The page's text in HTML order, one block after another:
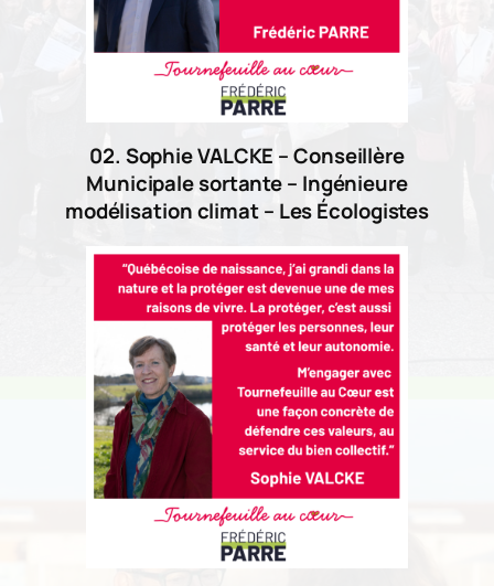
02. Sophie VALCKE – Conseillère
Municipale sortante – Ingénieure
modélisation climat – Les Écologistes